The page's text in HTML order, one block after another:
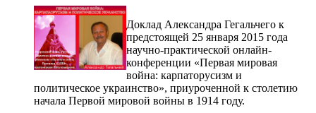
Доклад Александра Гегальчего к
предстоящей 25 января 2015 года
научно-практической онлайн-
конференции «Первая мировая
война: карпаторусизм и
политическое украинство», приуроченной к столетию
начала Первой мировой войны в 1914 году.